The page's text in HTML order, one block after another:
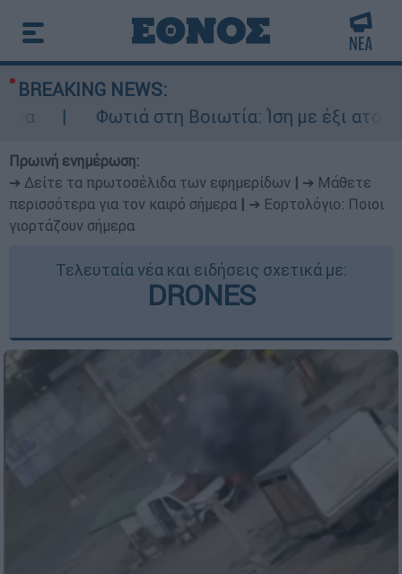
BREAKING NEWS:
στη Βοιωτία: Ίση με έξι ατομικές βόμβες
Πρωινή ενημέρωση:
➔ Δείτε τα πρωτοσέλιδα των εφημερίδων
➔ Μάθετε
περισσότερα για τον καιρό σήμερα
➔ Εορτολόγιο: Ποιοι
γιορτάζουν σήμερα
Τελευταία νέα και ειδήσεις σχετικά με:
DRONES